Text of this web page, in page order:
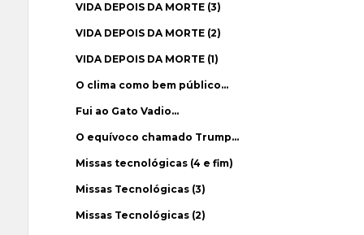
VIDA DEPOIS DA MORTE (3)
VIDA DEPOIS DA MORTE (2)
VIDA DEPOIS DA MORTE (1)
O clima como bem público…
Fui ao Gato Vadio…
O equívoco chamado Trump…
Missas tecnológicas (4 e fim)
Missas Tecnológicas (3)
Missas Tecnológicas (2)